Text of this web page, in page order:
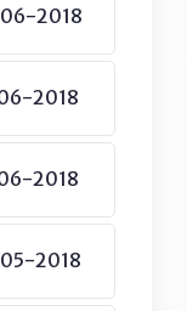
2018
2018
2018
2018